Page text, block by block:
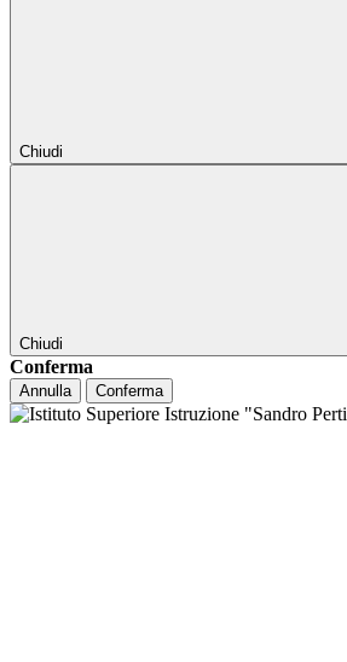
Chiudi
Chiudi
Conferma
Annulla Conferma